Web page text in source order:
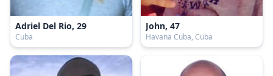
Adriel Del Rio, 29
Cuba
John, 47
Havana Cuba, Cuba